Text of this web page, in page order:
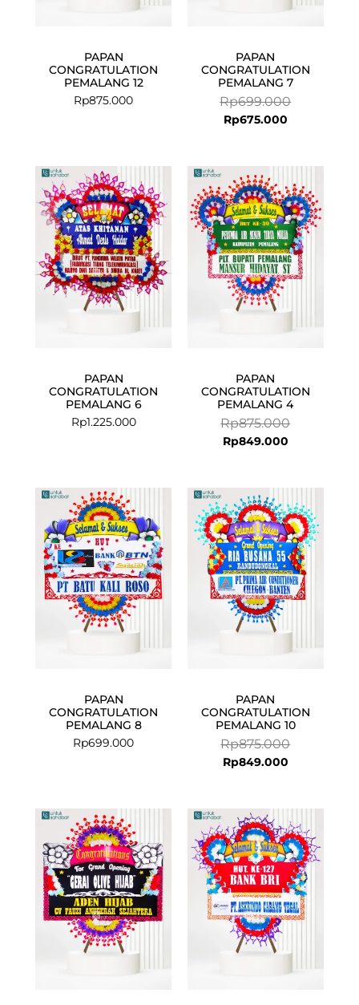
PAPAN
CONGRATULATION
PEMALANG 12
Rp875.000
PAPAN
CONGRATULATION
PEMALANG 7
Rp699.000
Rp675.000
PAPAN
CONGRATULATION
PEMALANG 6
Rp1.225.000
PAPAN
CONGRATULATION
PEMALANG 4
Rp875.000
price
was:
Rp875.000.
Rp849.000
price
is:
Rp849.000.
PAPAN
CONGRATULATION
PEMALANG 8
Rp699.000
PAPAN
CONGRATULATION
PEMALANG 10
Rp875.000
price
was:
Rp875.000.
Rp849.000
price
is:
Rp849.000.